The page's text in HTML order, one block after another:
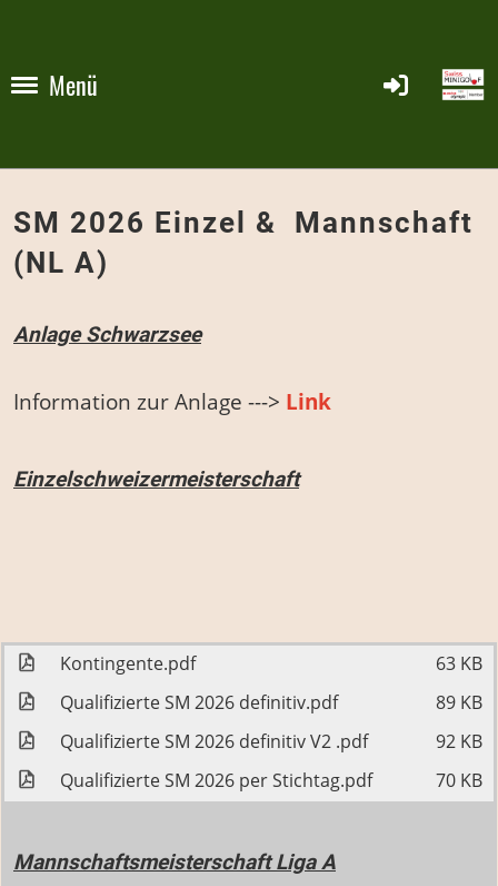
Menü
SM 2026 Einzel & Mannschaft
(NL A)
Anlage Schwarzsee
Information zur Anlage ---> Link
Einzelschweizermeisterschaft
Kontingente.pdf
63 KB
Qualifizierte SM 2026 definitiv.pdf
89 KB
Qualifizierte SM 2026 definitiv V2 .pdf
92 KB
Qualifizierte SM 2026 per Stichtag.pdf
70 KB
Mannschaftsmeisterschaft Liga A